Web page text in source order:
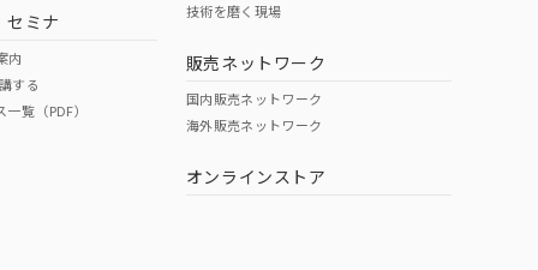
O O
ページへ
ください
セミナ
内
する
覧（PDF）
技術を磨く現場
販売ネットワーク
国内販売ネットワーク
海外販売ネットワーク
オンラインストア